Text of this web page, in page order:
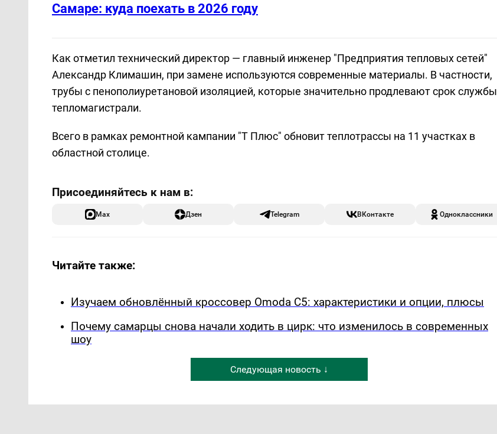
Самаре: куда поехать в 2026 году
Как отметил технический директор — главный инженер "Предприятия тепловых сетей"
Александр Климашин, при замене используются современные материалы. В частности,
трубы с пенополиуретановой изоляцией, которые значительно продлевают срок службы
тепломагистрали.
Всего в рамках ремонтной кампании "Т Плюс" обновит теплотрассы на 11 участках в
областной столице.
Max Дзен Telegram ВКонтакте Одноклассники
Читайте также:
Изучаем обновлённый кроссовер Omoda C5: характеристики и опции, плюсы
Почему самарцы снова начали ходить в цирк: что изменилось в современных
шоу
Следующая новость ↓